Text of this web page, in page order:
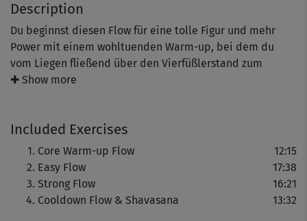
Description
Du beginnst diesen Flow für eine tolle Figur und mehr
Power mit einem wohltuenden Warm-up, bei dem du
vom Liegen fließend über den Vierfüßlerstand zum
Stehen kommst. Der folgende Easy Flow startet im
Jetzt bist du bereit für den abschließenden Strong Flow,
bei dem es noch etwas intensiver wird. Alle Übungen
kombinierst du mit der Atmung.
Tipp: Solltest du während des Übens an deine Grenzen
✚ Show more
Included Exercises
Core Warm-up Flow
12:15
Easy Flow
17:38
Strong Flow
16:21
Cooldown Flow & Shavasana
13:32